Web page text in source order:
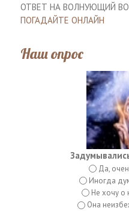
ОТВЕТ НА ВОЛНУЮЩИЙ
ПОГАДАЙТЕ ОНЛАЙН
Наш опрос
Да,
Иногда
Не хочу о
Она